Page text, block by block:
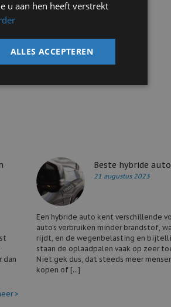
ook erg
occasions van
hier! Bent u
dan
>
Beste hybride
21 augustus 2023
Een hybride auto kent verschillende
auto's verbruiken minder brandstof,
rijdt, en de wegenbelasting en
staan de oplaadpalen vaak op zeer
Niet gek dus, dat steeds meer
kopen of [...]
u aan hen heeft verstrekt
ALLES ACCEPTEREN